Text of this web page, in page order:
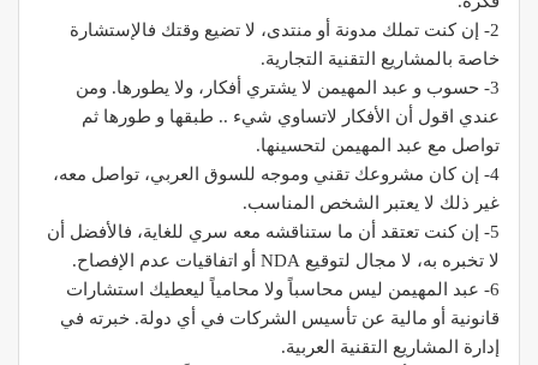
2- إن كنت تملك مدونة أو منتدى، لا تضيع وقتك فالإستشارة
خاصة بالمشاريع التقنية التجارية.
3- حسوب و عبد المهيمن لا يشتري أفكار، ولا يطورها. ومن
عندي اقول أن الأفكار لاتساوي شيء .. طبقها و طورها ثم
تواصل مع عبد المهيمن لتحسينها.
4- إن كان مشروعك تقني وموجه للسوق العربي، تواصل معه،
غير ذلك لا يعتبر الشخص المناسب.
5- إن كنت تعتقد أن ما ستناقشه معه سري للغاية، فالأفضل أن
لا تخبره به، لا مجال لتوقيع NDA أو اتفاقيات عدم الإفصاح.
6- عبد المهيمن ليس محاسباً ولا محامياً ليعطيك استشارات
قانونية أو مالية عن تأسيس الشركات في أي دولة. خبرته في
إدارة المشاريع التقنية العربية.